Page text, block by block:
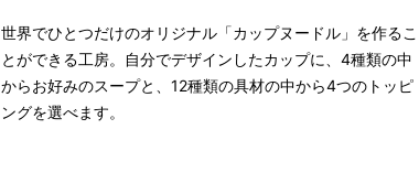
世界でひとつだけのオリジナル「カップヌードル」を作るこ
とができる工房。自分でデザインしたカップに、4種類の中
からお好みのスープと、12種類の具材の中から4つのトッピ
ングを選べます。